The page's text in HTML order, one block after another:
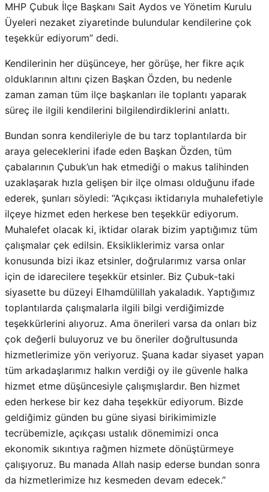
MHP Çubuk İlçe Başkanı Sait Aydos ve Yönetim Kurulu
Üyeleri nezaket ziyaretinde bulundular kendilerine çok
teşekkür ediyorum” dedi.
Kendilerinin her düşünceye, her görüşe, her fikre açık
olduklarının altını çizen Başkan Özden, bu nedenle
zaman zaman tüm ilçe başkanları ile toplantı yaparak
süreç ile ilgili kendilerini bilgilendirdiklerini anlattı.
Bundan sonra kendileriyle de bu tarz toplantılarda bir
araya geleceklerini ifade eden Başkan Özden, tüm
çabalarının Çubuk’un hak etmediği o makus talihinden
uzaklaşarak hızla gelişen bir ilçe olması olduğunu ifade
ederek, şunları söyledi: “Açıkçası iktidarıyla muhalefetiyle
ilçeye hizmet eden herkese ben teşekkür ediyorum.
Muhalefet olacak ki, iktidar olarak bizim yaptığımız tüm
çalışmalar çek edilsin. Eksikliklerimiz varsa onlar
konusunda bizi ikaz etsinler, doğrularımız varsa onlar
için de idarecilere teşekkür etsinler. Biz Çubuk-taki
siyasette bu düzeyi Elhamdülillah yakaladık. Yaptığımız
toplantılarda çalışmalarla ilgili bilgi verdiğimizde
teşekkürlerini alıyoruz. Ama önerileri varsa da onları biz
çok değerli buluyoruz ve bu öneriler doğrultusunda
hizmetlerimize yön veriyoruz. Şuana kadar siyaset yapan
tüm arkadaşlarımız halkın verdiği oy ile güvenle halka
hizmet etme düşüncesiyle çalışmışlardır. Ben hizmet
eden herkese bir kez daha teşekkür ediyorum. Bizde
geldiğimiz günden bu güne siyasi birikimimizle
tecrübemizle, açıkçası ustalık dönemimizi onca
ekonomik sıkıntıya rağmen hizmete dönüştürmeye
çalışıyoruz. Bu manada Allah nasip ederse bundan sonra
da hizmetlerimize hız kesmeden devam edecek.”